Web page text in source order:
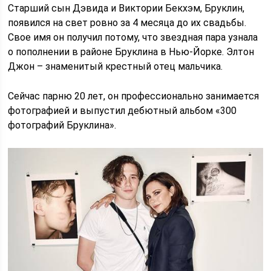
Старший сын Дэвида и Виктории Бекхэм, Бруклин,
появился на свет ровно за 4 месяца до их свадьбы.
Свое имя он получил потому, что звездная пара узнала
о пополнении в районе Бруклина в Нью-Йорке. Элтон
Джон – знаменитый крестный отец мальчика.
Сейчас парню 20 лет, он профессионально занимается
фотографией и выпустил дебютный альбом «300
фотографий Бруклина».